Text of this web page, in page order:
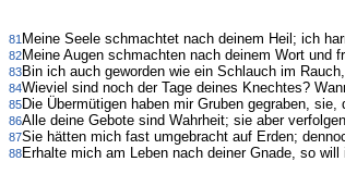
81 Meine Seele schmachtet nach deinem Heil; ich
82Meine Augen schmachten nach deinem Wort und
83Bin ich auch geworden wie ein Schlauch im
84Wieviel sind noch der Tage deines Knechtes?
85Die Übermütigen haben mir Gruben gegraben,
86Alle deine Gebote sind Wahrheit; sie aber
87Sie hätten mich fast umgebracht auf Erden;
88Erhalte mich am Leben nach deiner Gnade, so